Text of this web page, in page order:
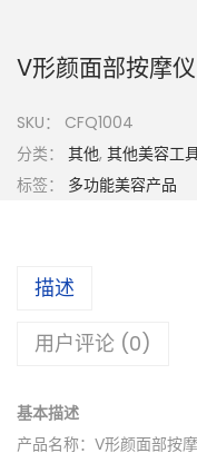
V形颜面部按摩仪
SKU： CFQ1004
分类： 其他, 其他美容工
标签： 多功能美容产品
描述
用户评论 (0)
基本描述
产品名称：V形颜面部按